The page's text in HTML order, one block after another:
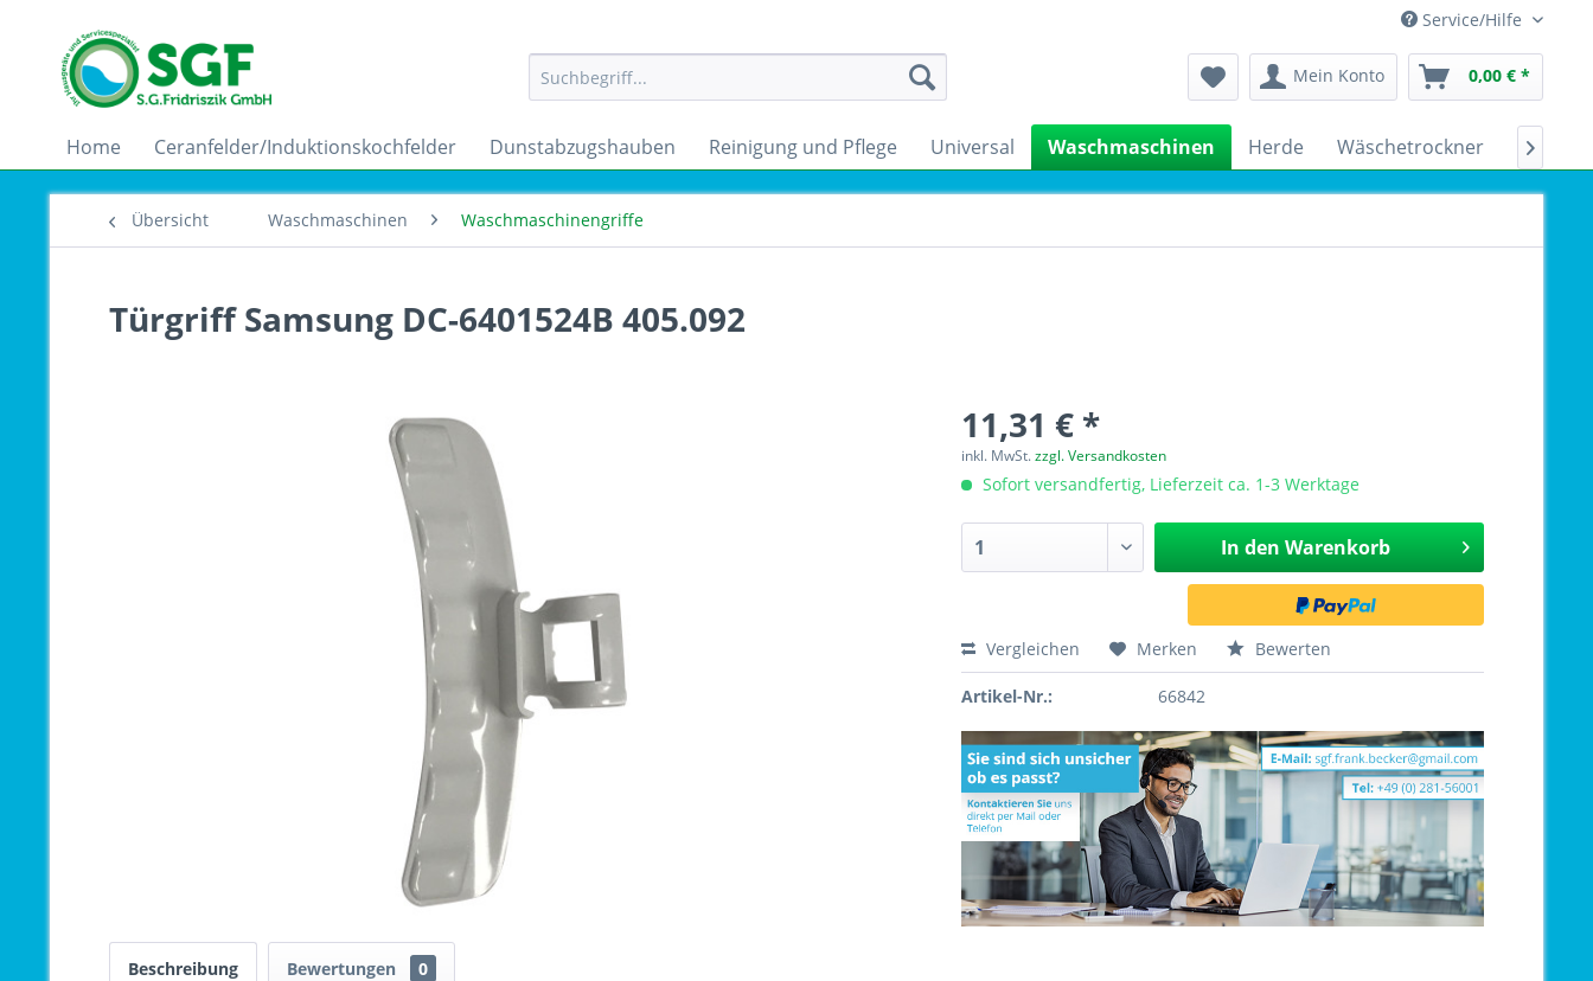
Service/Hilfe
Mein Konto 0,00 € *
Home Ceranfelder/Induktionskochfelder Dunstabzugshauben Reinigung und Pflege Universal Waschmaschinen Herde Wäschetrockner 
Übersicht Waschmaschinen Waschmaschinengriffe
Türgriff Samsung DC-6401524B 405.092
11,31 € *
inkl. MwSt.zzgl. Versandkosten
Sofort versandfertig, Lieferzeit ca. 1-3 Werktage
In den Warenkorb
Vergleichen Merken Bewerten
Artikel-Nr.: 66842
Beschreibung Bewertungen 0